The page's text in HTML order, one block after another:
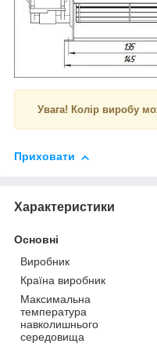
Увага! Колір виробу
Приховати
Характеристики
Основні
Виробник
Країна виробник
Максимальна
температура
навколишнього
середовища